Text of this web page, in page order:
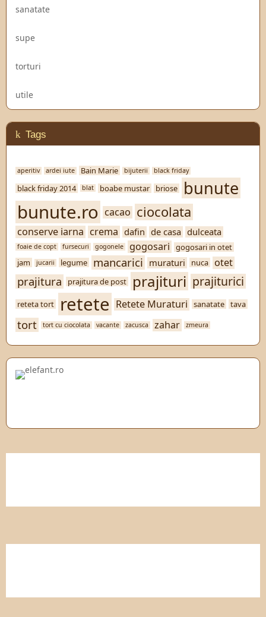
sanatate
supe
torturi
utile
Tags
aperitiv ardei iute Bain Marie bijuterii black friday
black friday 2014 blat boabe mustar briose bunute
bunute.ro cacao ciocolata
conserve iarna crema dafin de casa dulceata
foaie de copt fursecuri gogonele gogosari
gogosari in otet
jam
jucarii legume mancarici muraturi nuca otet
prajitura prajitura de post prajituri prajiturici
reteta tort retete Retete Muraturi sanatate tava
tort tort cu ciocolata vacante zacusca zahar zmeura